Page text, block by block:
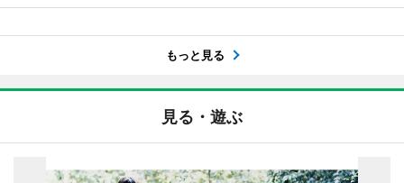
もっと見る
見る・遊ぶ